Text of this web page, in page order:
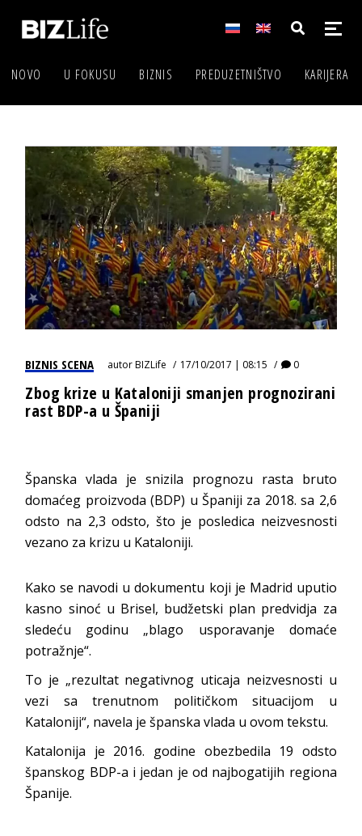
NOVO U FOKUSU BIZNIS PREDUZETNIŠTVO KARIJERA
BIZNIS SCENA autorBIZLife 17/10/2017 | 08:15 0
Zbog krize u Kataloniji smanjen prognozirani
rast BDP-a u Španiji
Španska vlada je snizila prognozu rasta bruto
domaćeg proizvoda (BDP) u Španiji za 2018. sa 2,6
odsto na 2,3 odsto, što je posledica neizvesnosti
vezano za krizu u Kataloniji.
Kako se navodi u dokumentu koji je Madrid uputio
kasno sinoć u Brisel, budžetski plan predvidja za
sledeću godinu „blago usporavanje domaće
potražnje“.
To je „rezultat negativnog uticaja neizvesnosti u
vezi sa trenutnom političkom situacijom u
Kataloniji“, navela je španska vlada u ovom tekstu.
Katalonija je 2016. godine obezbedila 19 odsto
španskog BDP-a i jedan je od najbogatijih regiona
Španije.